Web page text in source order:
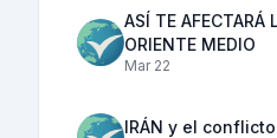
ASÍ TE AFECTARÁ
ORIENTE MEDIO
Mar 22
IRÁN y el